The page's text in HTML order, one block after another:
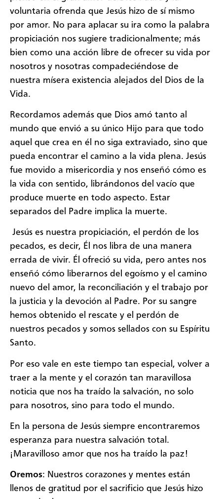
voluntaria ofrenda que Jesús hizo de sí mismo
por amor. No para aplacar su ira como la palabra
propiciación nos sugiere tradicionalmente; más
bien como una acción libre de ofrecer su vida por
nosotros y nosotras compadeciéndose de
nuestra mísera existencia alejados del Dios de la
Vida.
Recordamos además que Dios amó tanto al
mundo que envió a su único Hijo para que todo
aquel que crea en él no siga extraviado, sino que
pueda encontrar el camino a la vida plena. Jesús
fue movido a misericordia y nos enseñó cómo es
la vida con sentido, librándonos del vacío que
produce muerte en todo aspecto. Estar
separados del Padre implica la muerte.
Jesús es nuestra propiciación, el perdón de los
pecados, es decir, Él nos libra de una manera
errada de vivir. Él ofreció su vida, pero antes nos
enseñó cómo liberarnos del egoísmo y el camino
nuevo del amor, la reconciliación y el trabajo por
la justicia y la devoción al Padre. Por su sangre
hemos obtenido el rescate y el perdón de
nuestros pecados y somos sellados con su Espíritu
Santo.
Por eso vale en este tiempo tan especial, volver a
traer a la mente y el corazón tan maravillosa
noticia que nos ha traído la salvación, no solo
para nosotros, sino para todo el mundo.
En la persona de Jesús siempre encontraremos
esperanza para nuestra salvación total.
¡Maravilloso amor que nos ha traído la paz!
Oremos: Nuestros corazones y mentes están
llenos de gratitud por el sacrificio que Jesús hizo